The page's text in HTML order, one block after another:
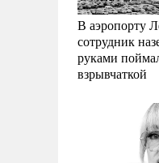
В аэропорту
сотрудник
руками
взрывчаткой